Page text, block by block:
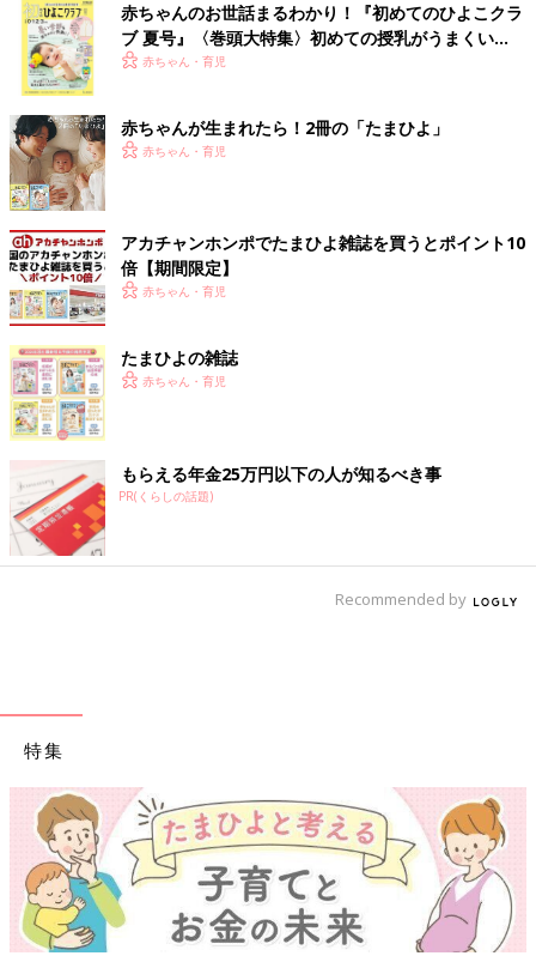
赤ちゃんのお世話まるわかり！『初めてのひよこクラ
ブ 夏号』〈巻頭大特集〉初めての授乳がうまくい
く！ おっぱい・ミルクの基本と夏のトラブル 解決テ
赤ちゃん・育児
赤ちゃんが生まれたら！2冊の「たまひよ」
赤ちゃん・育児
アカチャンホンポでたまひよ雑誌を買うとポイント10
倍【期間限定】
赤ちゃん・育児
たまひよの雑誌
赤ちゃん・育児
もらえる年金25万円以下の人が知るべき事
PR(くらしの話題)
Recommended by
特集